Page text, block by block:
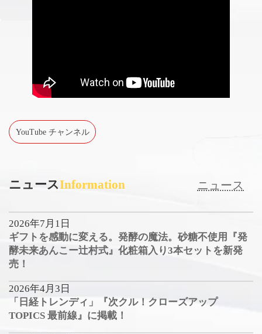
YouTube チャンネル
ニュースInformation ニュース
2026年7月1日
ギフトを感動に変える。発酵の魔法。砂糖不使用『発
酵未来あんこー辻村式』化粧箱入り3本セットを新発
売！
2026年4月3日
「日経トレンディ」『次クル！クローズアップ
TOPICS 最前線』に掲載！